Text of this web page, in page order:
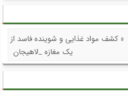
« کشف مواد غذایی و شوینده فاسد از
یک مغازه _لاهیجان